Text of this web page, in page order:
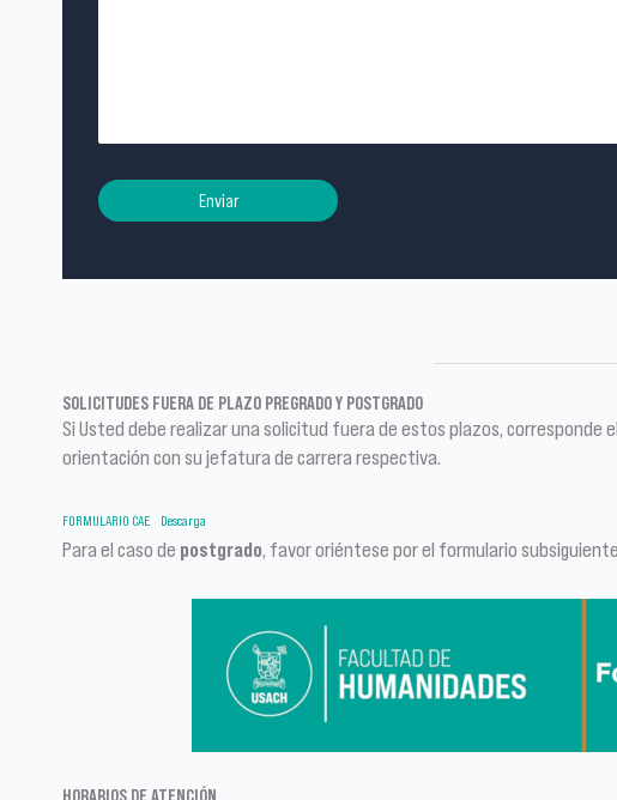
SOLICITUDES FUERA DE PLAZO PREGRADO Y POSTGRADO
Si Usted debe realizar una solicitud fuera de estos plazos, corresponde
orientación con su jefatura de carrera respectiva.
FORMULARIO CAE Descarga
Para el caso de postgrado, favor oriéntese por el formulario